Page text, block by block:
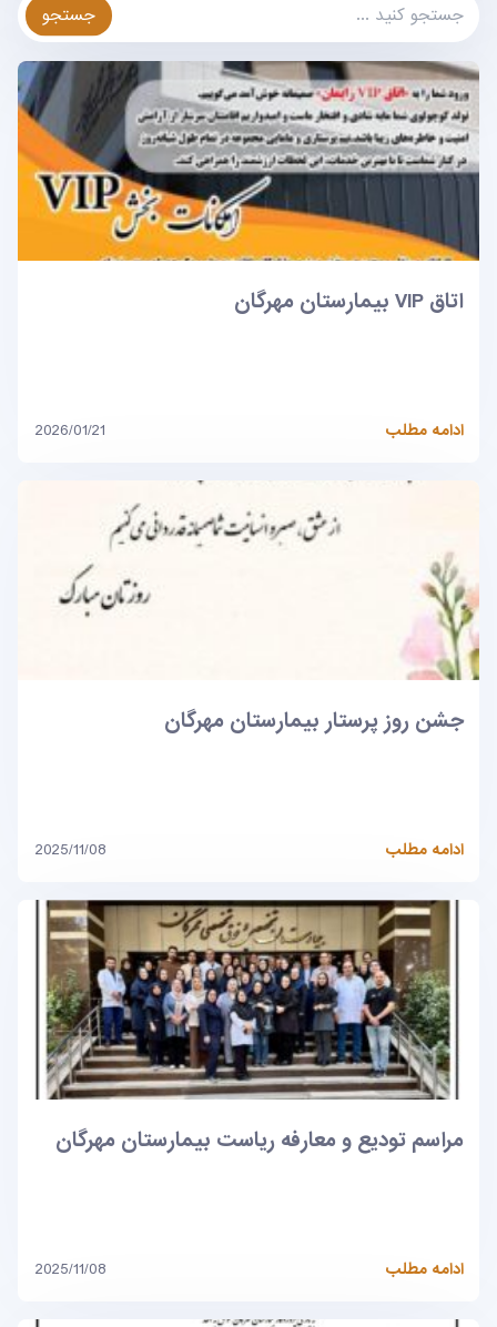
جستجو
اتاق VIP بیمارستان مهرگان
ادامه مطلب 2026/01/21
جشن روز پرستار بیمارستان مهرگان
ادامه مطلب 2025/11/08
مراسم تودیع و معارفه ریاست بیمارستان مهرگان
ادامه مطلب 2025/11/08